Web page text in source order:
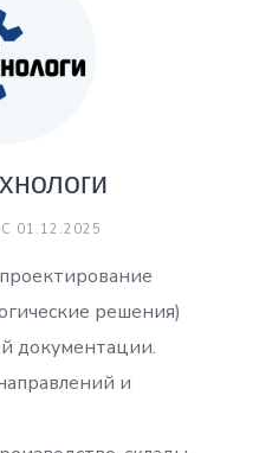
01.12.2025
решения)
документации.
и